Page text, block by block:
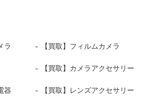
ラ 【買取】フィルムカメラ
【買取】カメラアクセサリー
器 【買取】レンズアクセサリー